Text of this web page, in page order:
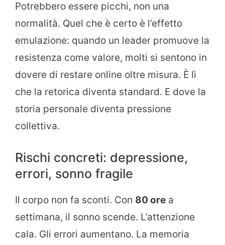
Potrebbero essere picchi, non una
normalità. Quel che è certo è l’effetto
emulazione: quando un leader promuove la
resistenza come valore, molti si sentono in
dovere di restare online oltre misura. È lì
che la retorica diventa standard. E dove la
storia personale diventa pressione
collettiva.
Rischi concreti: depressione,
errori, sonno fragile
Il corpo non fa sconti. Con 80 ore a
settimana, il sonno scende. L’attenzione
cala. Gli errori aumentano. La memoria